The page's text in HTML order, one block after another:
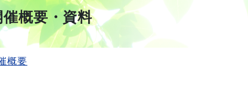
概要・資料
概要